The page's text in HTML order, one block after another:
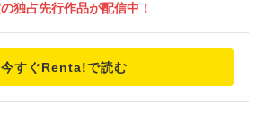
独占先行作品が配信中！
今すぐRenta!で読む